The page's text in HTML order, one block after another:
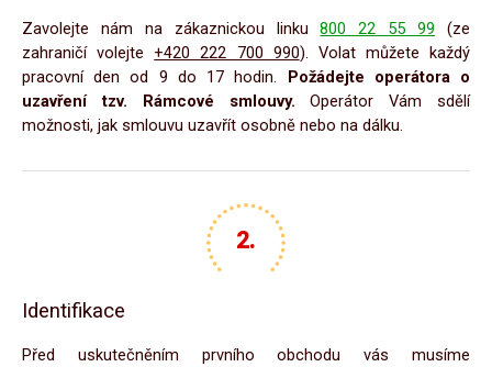
Zavolejte nám na zákaznickou linku800 22 55 99 (ze
zahraničí volejte+420 222 700 990). Volat můžete každý
pracovní den od 9 do 17 hodin. Požádejte operátora o
uzavření tzv. Rámcové smlouvy. Operátor Vám sdělí
možnosti, jak smlouvu uzavřít osobně nebo na dálku.
Identifikace
Před uskutečněním prvního obchodu vás musíme